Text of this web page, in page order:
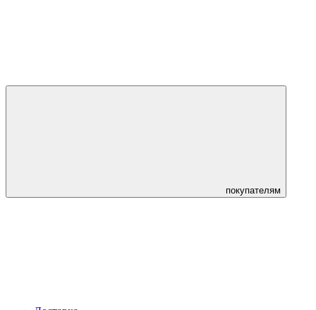
покупателям